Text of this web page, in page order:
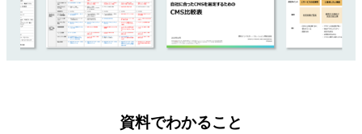
資料でわかること